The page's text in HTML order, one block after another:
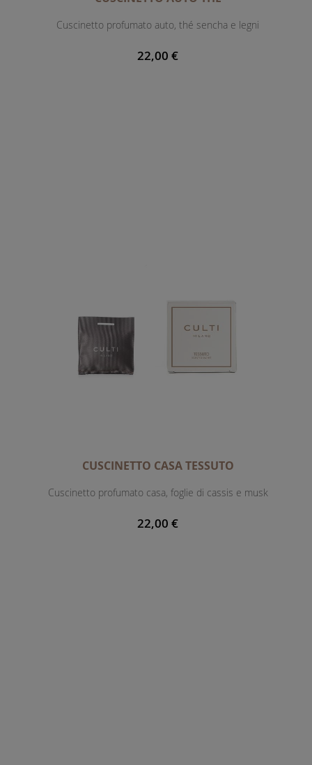
Cuscinetto profumato auto, thé sencha e legni
22,00 €
CUSCINETTO CASA TESSUTO
Cuscinetto profumato casa, foglie di cassis e musk
22,00 €